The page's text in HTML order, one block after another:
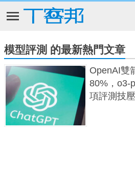
模型評測 的最新熱門文章
OpenAI雙
80%，o3-
項評測技